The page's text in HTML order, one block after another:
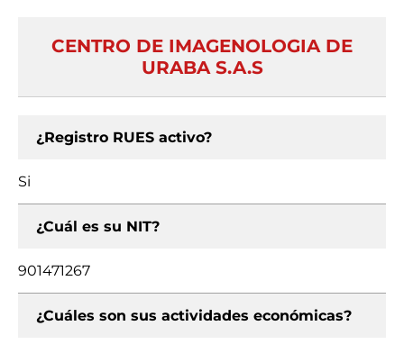
CENTRO DE IMAGENOLOGIA DE
URABA S.A.S
¿Registro RUES activo?
Si
¿Cuál es su NIT?
901471267
¿Cuáles son sus actividades económicas?